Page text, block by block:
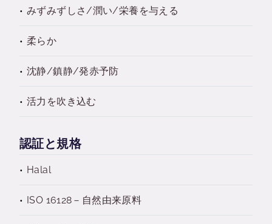
みずみずしさ/潤い/栄養を与える
柔らか
沈静/鎮静/発赤予防
活力を吹き込む
認証と規格
Halal
ISO 16128－自然由来原料